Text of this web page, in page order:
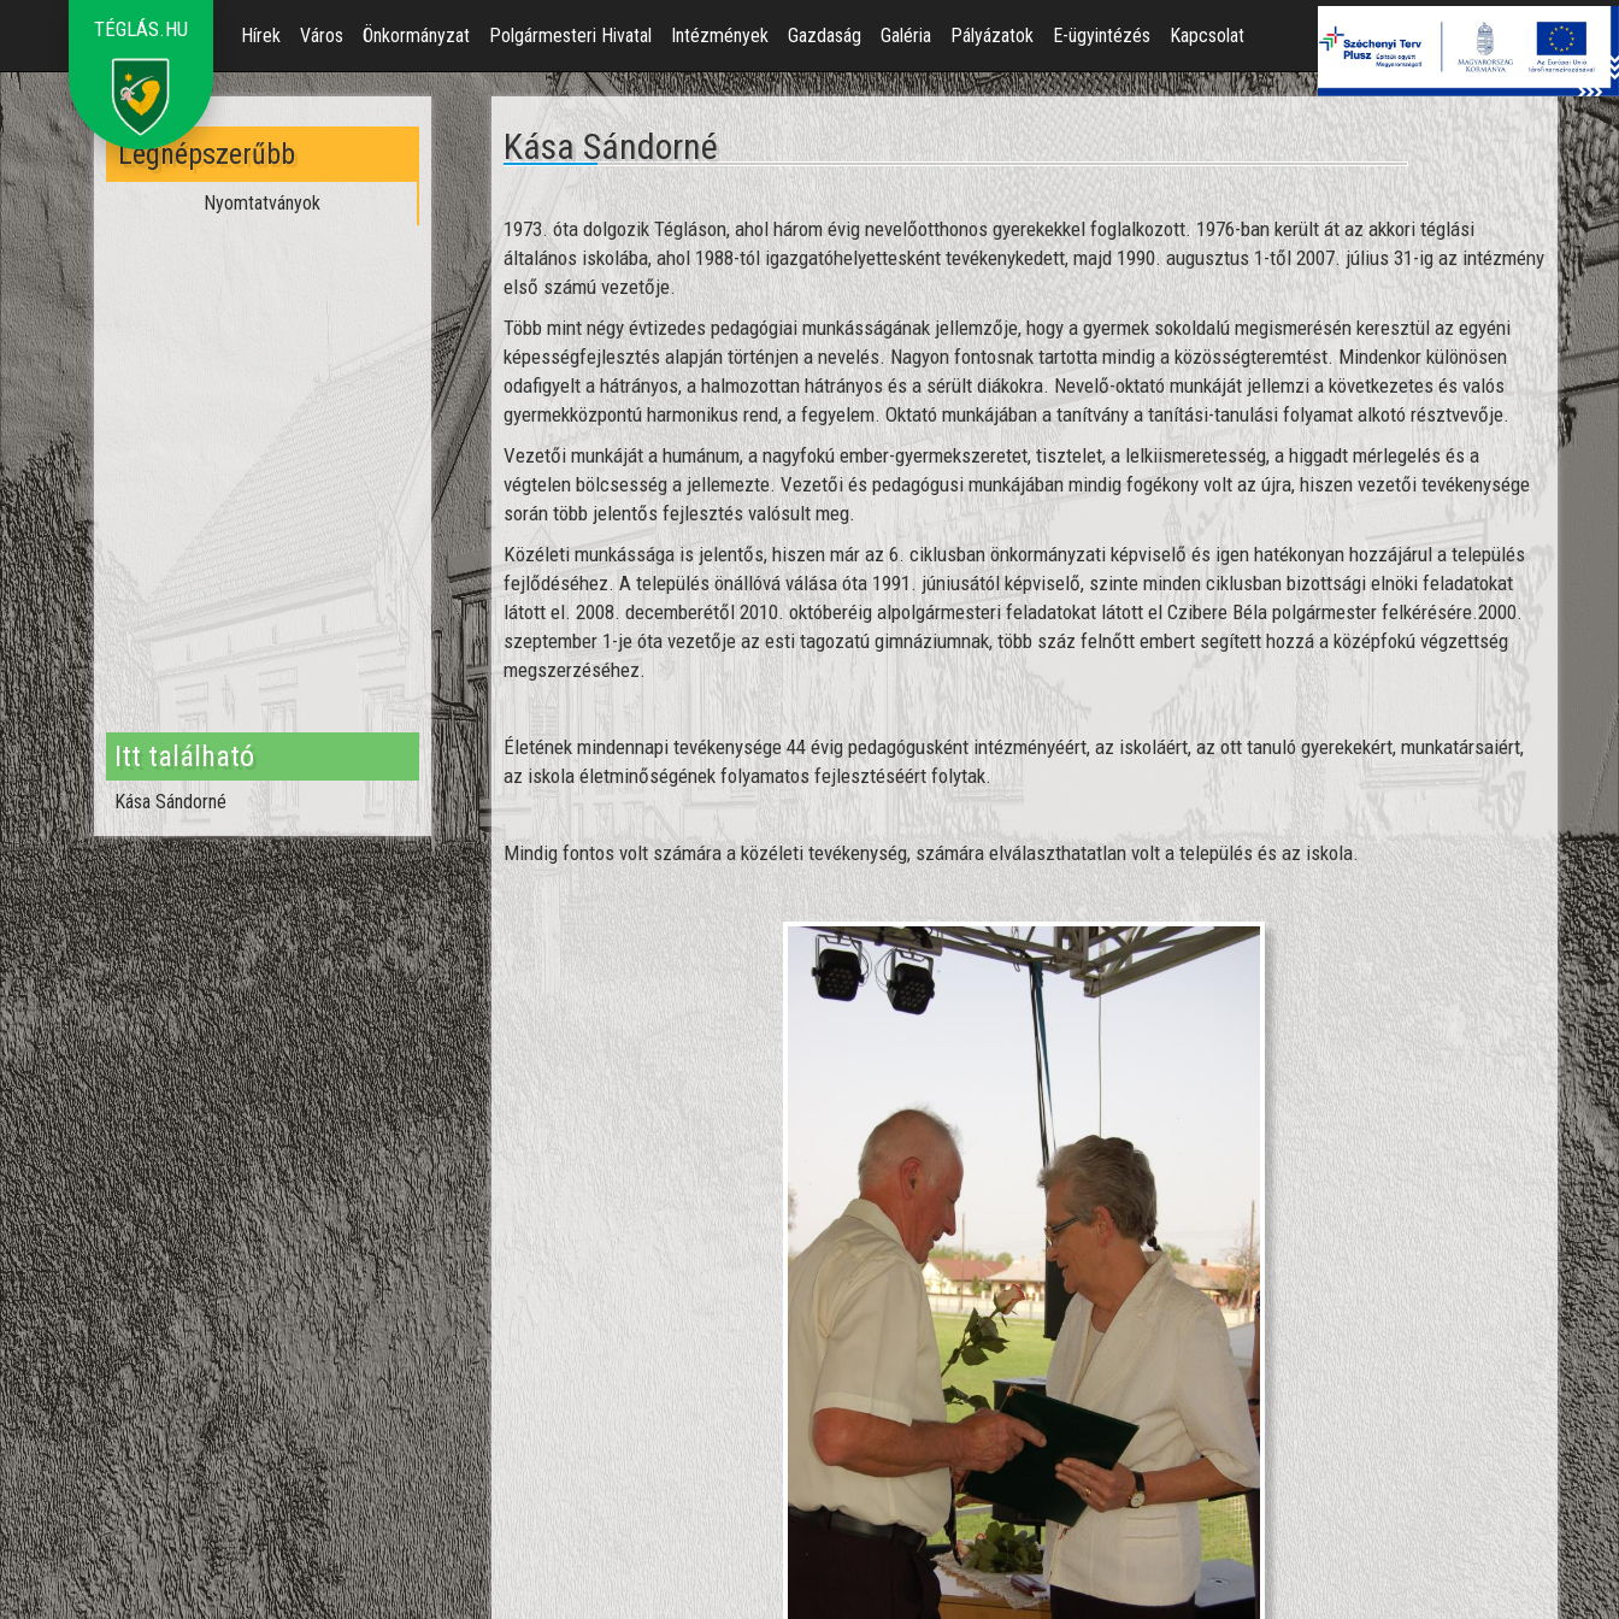
TÉGLÁS.HU Hírek Város Önkormányzat Polgármesteri Hivatal Intézmények Gazdaság Galéria Pályázatok E-ügyintézés Kapcsolat
Legnépszerűbb
Nyomtatványok
Itt található
Kása Sándorné
Kása Sándorné
1973. óta dolgozik Tégláson, ahol három évig nevelőotthonos gyerekekkel foglalkozott. 1976-ban került át az akkori téglási
általános iskolába, ahol 1988-tól igazgatóhelyettesként tevékenykedett, majd 1990. augusztus 1-től 2007. július 31-ig az intézmény
első számú vezetője.
Több mint négy évtizedes pedagógiai munkásságának jellemzője, hogy a gyermek sokoldalú megismerésén keresztül az egyéni
képességfejlesztés alapján történjen a nevelés. Nagyon fontosnak tartotta mindig a közösségteremtést. Mindenkor különösen
odafigyelt a hátrányos, a halmozottan hátrányos és a sérült diákokra. Nevelő-oktató munkáját jellemzi a következetes és valós
gyermekközpontú harmonikus rend, a fegyelem. Oktató munkájában a tanítvány a tanítási-tanulási folyamat alkotó résztvevője.
Vezetői munkáját a humánum, a nagyfokú ember-gyermekszeretet, tisztelet, a lelkiismeretesség, a higgadt mérlegelés és a
végtelen bölcsesség a jellemezte. Vezetői és pedagógusi munkájában mindig fogékony volt az újra, hiszen vezetői tevékenysége
során több jelentős fejlesztés valósult meg.
Közéleti munkássága is jelentős, hiszen már az 6. ciklusban önkormányzati képviselő és igen hatékonyan hozzájárul a település
fejlődéséhez. A település önállóvá válása óta 1991. júniusától képviselő, szinte minden ciklusban bizottsági elnöki feladatokat
látott el. 2008. decemberétől 2010. októberéig alpolgármesteri feladatokat látott el Czibere Béla polgármester felkérésére.2000.
szeptember 1-je óta vezetője az esti tagozatú gimnáziumnak, több száz felnőtt embert segített hozzá a középfokú végzettség
megszerzéséhez.
Életének mindennapi tevékenysége 44 évig pedagógusként intézményéért, az iskoláért, az ott tanuló gyerekekért, munkatársaiért,
az iskola életminőségének folyamatos fejlesztéséért folytak.
Mindig fontos volt számára a közéleti tevékenység, számára elválaszthatatlan volt a település és az iskola.